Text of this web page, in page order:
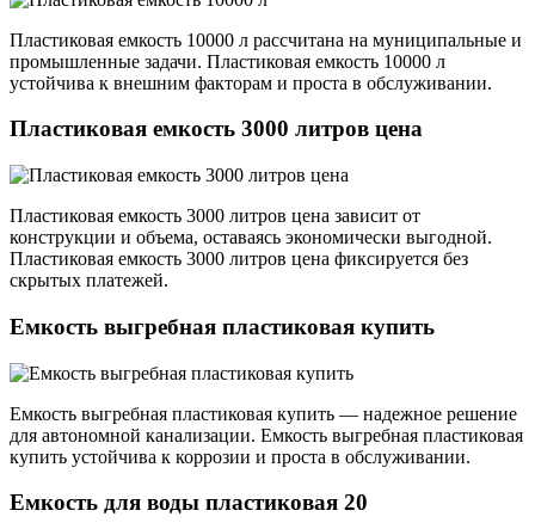
Пластиковая емкость 10000 л рассчитана на муниципальные и
промышленные задачи. Пластиковая емкость 10000 л
устойчива к внешним факторам и проста в обслуживании.
Пластиковая емкость 3000 литров цена
Пластиковая емкость 3000 литров цена зависит от
конструкции и объема, оставаясь экономически выгодной.
Пластиковая емкость 3000 литров цена фиксируется без
скрытых платежей.
Емкость выгребная пластиковая купить
Емкость выгребная пластиковая купить — надежное решение
для автономной канализации. Емкость выгребная пластиковая
купить устойчива к коррозии и проста в обслуживании.
Емкость для воды пластиковая 20